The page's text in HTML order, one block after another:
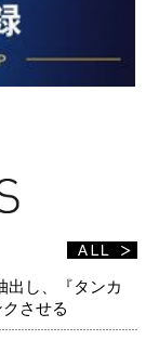
出し、『タンカ
させる